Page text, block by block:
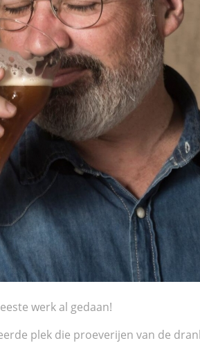
werk al gedaan!
plek die proeverijen van de